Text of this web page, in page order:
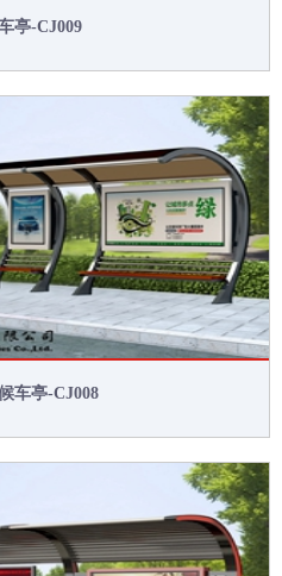
亭-CJ009
车亭-CJ008